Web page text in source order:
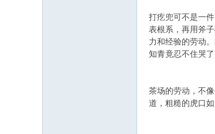
打疙兜可不是一
表根系，再用斧
力和经验的劳动
知青竟忍不住哭了
茶场的劳动，不
道，粗糙的虎口